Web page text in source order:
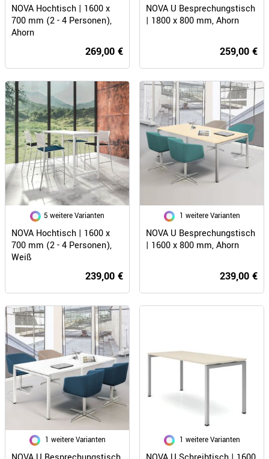
NOVA Hochtisch | 1600 x
700 mm (2 - 4 Personen),
Ahorn
269,00 €
NOVA U Besprechungstisch
| 1800 x 800 mm, Ahorn
259,00 €
5 weitere Varianten
NOVA Hochtisch | 1600 x
700 mm (2 - 4 Personen),
Weiß
239,00 €
1 weitere Varianten
NOVA U Besprechungstisch
| 1600 x 800 mm, Ahorn
239,00 €
1 weitere Varianten 1 weitere Varianten